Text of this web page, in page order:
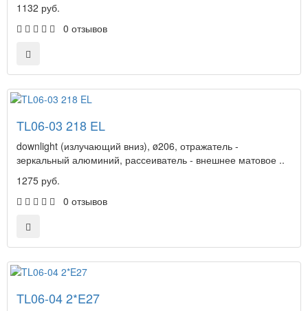
1132 руб.
0 отзывов
TL06-03 218 EL
downlight (излучающий вниз), ø206, отражатель -
зеркальный алюминий, рассеиватель - внешнее матовое ..
1275 руб.
0 отзывов
TL06-04 2*E27